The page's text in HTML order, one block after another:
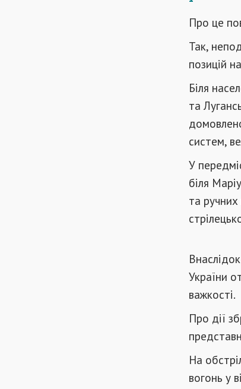
Про це
Так,
позицій
Біля
та
систем,
У
біля
та
України
важкості.
Про дії
На
вогонь у